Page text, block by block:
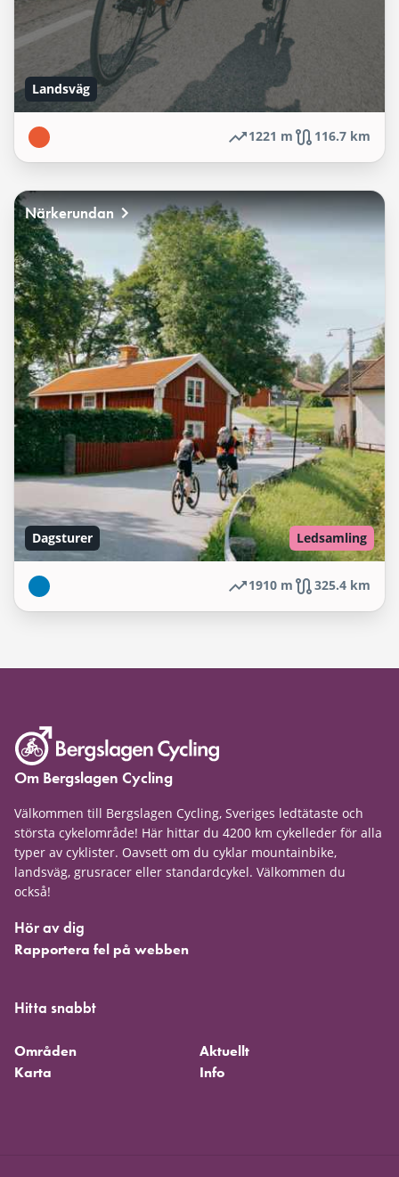
Landsväg
1221 m 116.7 km
Närkerundan
Dagsturer Ledsamling
1910 m 325.4 km
Om Bergslagen Cycling
Välkommen till Bergslagen Cycling, Sveriges ledtätaste och
största cykelområde! Här hittar du 4200 km cykelleder för alla
typer av cyklister. Oavsett om du cyklar mountainbike,
landsväg, grusracer eller standardcykel. Välkommen du
också!
Hör av dig
Rapportera fel på webben
Hitta snabbt
Områden
Karta
Aktuellt
Info